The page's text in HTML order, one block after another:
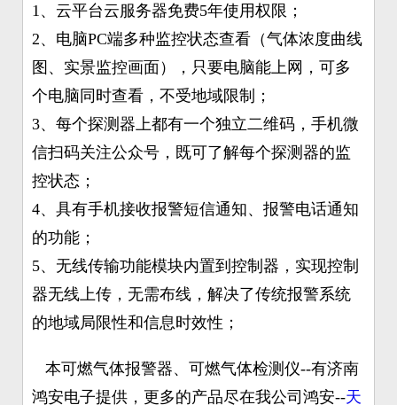
1、云平台云服务器免费5年使用权限；
2、电脑PC端多种监控状态查看（气体浓度曲线
图、实景监控画面），只要电脑能上网，可多
个电脑同时查看，不受地域限制；
3、每个探测器上都有一个独立二维码，手机微
信扫码关注公众号，既可了解每个探测器的监
控状态；
4、具有手机接收报警短信通知、报警电话通知
的功能；
5、无线传输功能模块内置到控制器，实现控制
器无线上传，无需布线，解决了传统报警系统
的地域局限性和信息时效性；
本可燃气体报警器、可燃气体检测仪--有济南
鸿安电子提供，更多的产品尽在我公司鸿安--天